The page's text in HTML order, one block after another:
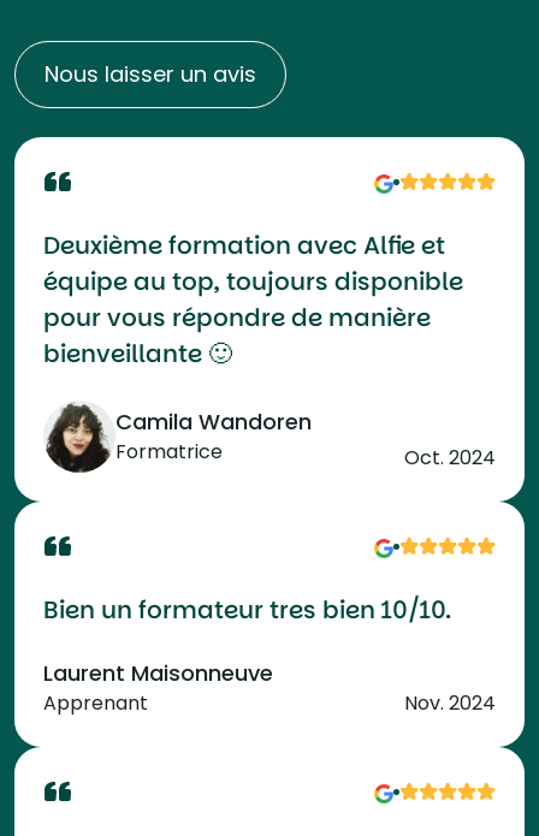
Nous laisser un avis
Deuxième formation avec Alfie et
équipe au top, toujours disponible
pour vous répondre de manière
bienveillante 🙂
Camila Wandoren
Formatrice Oct. 2024
Bien un formateur tres bien 10/10.
Laurent Maisonneuve
Apprenant Nov. 2024